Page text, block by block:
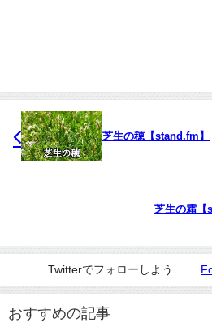
芝生の穂【stand.fm】
芝生の霜【
Twitterでフォローしよう
おすすめの記事